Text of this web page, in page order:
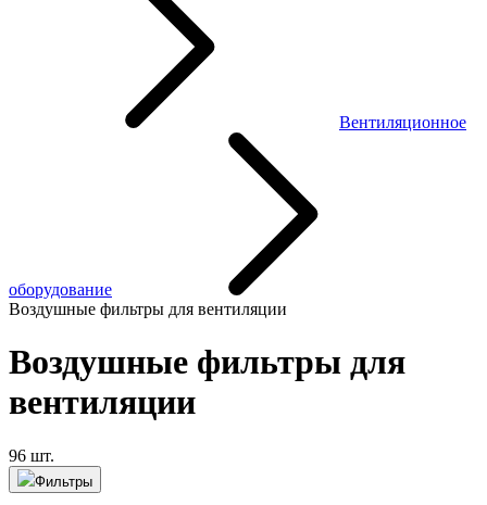
Вентиляционное
оборудование
Воздушные фильтры для вентиляции
Воздушные фильтры для
вентиляции
96 шт.
Фильтры